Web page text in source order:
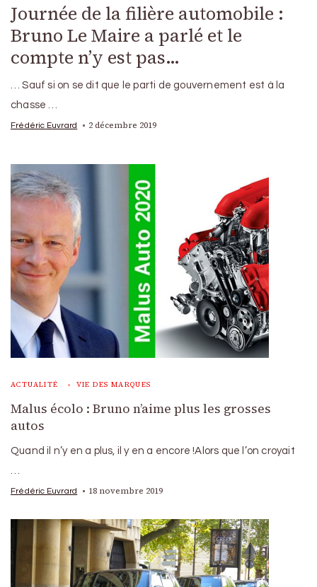
Journée de la filière automobile :
Bruno Le Maire a parlé et le
compte n’y est pas…
… Sauf si on se dit que le parti de gouvernement est à la
chasse …
Frédéric Euvrard 2 décembre 2019
ACTUALITÉ VIE DES MARQUES
Malus écolo : Bruno n’aime plus les grosses
autos
Quand il n’y en a plus, il y en a encore !Alors que l’on croyait
Frédéric Euvrard 18 novembre 2019